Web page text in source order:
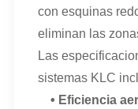
con esquinas
eliminan las
Las
sistemas KLC
• Eficiencia